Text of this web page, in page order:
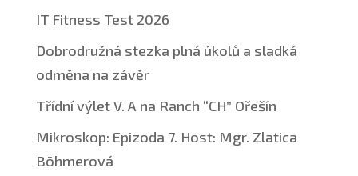
IT Fitness Test 2026
Dobrodružná stezka plná úkolů a sladká
odměna na závěr
Třídní výlet V. A na Ranch “CH” Ořešín
Mikroskop: Epizoda 7. Host: Mgr. Zlatica
Böhmerová